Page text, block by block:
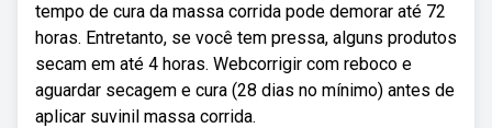
tempo de cura da massa corrida pode demorar até 72
horas. Entretanto, se você tem pressa, alguns produtos
secam em até 4 horas. Webcorrigir com reboco e
aguardar secagem e cura (28 dias no mínimo) antes de
aplicar suvinil massa corrida.